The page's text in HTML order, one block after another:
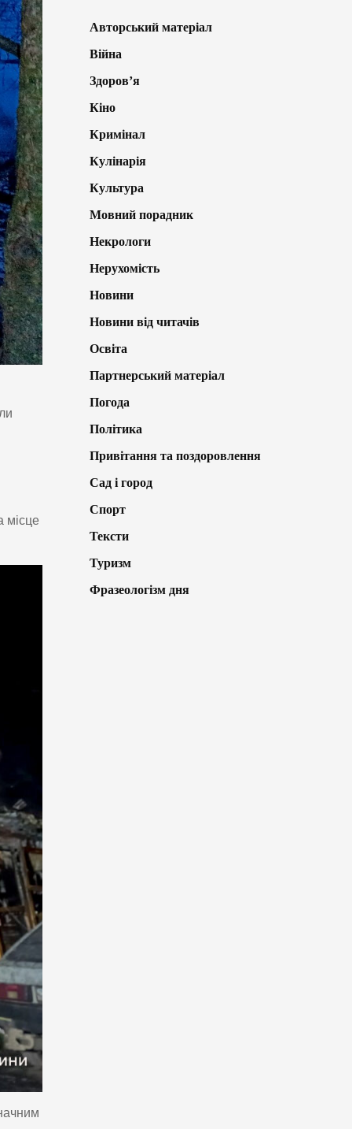
місце
Авторський матеріал
Війна
Здоров’я
Кіно
Кримінал
Кулінарія
Культура
Мовний порадник
Некрологи
Нерухомість
Новини
Новини від читачів
Освіта
Партнерський матеріал
Погода
Політика
Привітання та поздоровлення
Сад і город
Спорт
Тексти
Туризм
Фразеологізм дня